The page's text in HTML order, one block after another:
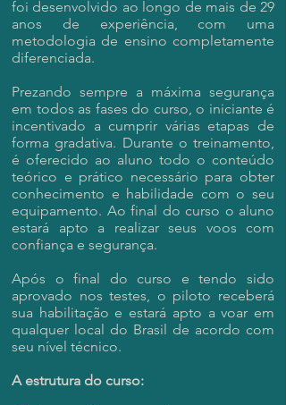
foi desenvolvido ao longo de mais de 29
anos de experiência, com uma
metodologia de ensino completamente
diferenciada.
Prezando sempre a máxima segurança
em todos as fases do curso, o iniciante é
incentivado a cumprir várias etapas de
forma gradativa. Durante o treinamento,
é oferecido ao aluno todo o conteúdo
teórico e prático necessário para obter
conhecimento e habilidade com o seu
equipamento. Ao final do curso o aluno
estará apto a realizar seus voos com
confiança e segurança.
Após o final do curso e tendo sido
aprovado nos testes, o piloto receberá
sua habilitação e estará apto a voar em
qualquer local do Brasil de acordo com
seu nível técnico.
A estrutura do curso: